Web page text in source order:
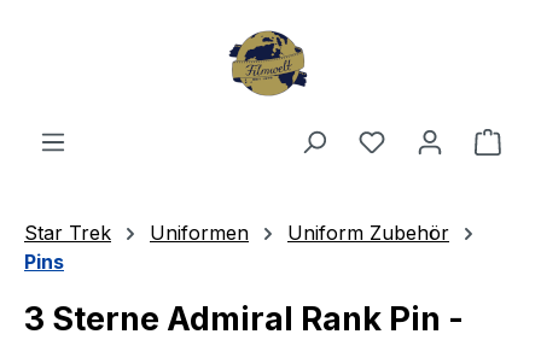
Du hast 0
Star Trek Uniformen
Uniform Zubehör
Pins
3 Sterne Admiral Rank Pin -